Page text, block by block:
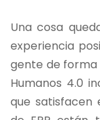
Una cosa
experiencia
gente de forma
Humanos 4.0
que satisfacen